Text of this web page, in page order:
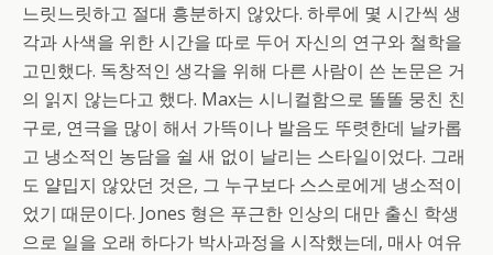
느릿느릿하고 절대 흥분하지 않았다. 하루에 몇 시간씩 생
각과 사색을 위한 시간을 따로 두어 자신의 연구와 철학을
고민했다. 독창적인 생각을 위해 다른 사람이 쓴 논문은 거
의 읽지 않는다고 했다. Max는 시니컬함으로 똘똘 뭉친 친
구로, 연극을 많이 해서 가뜩이나 발음도 뚜렷한데 날카롭
고 냉소적인 농담을 쉴 새 없이 날리는 스타일이었다. 그래
도 얄밉지 않았던 것은, 그 누구보다 스스로에게 냉소적이
었기 때문이다. Jones 형은 푸근한 인상의 대만 출신 학생
으로 일을 오래 하다가 박사과정을 시작했는데, 매사 여유